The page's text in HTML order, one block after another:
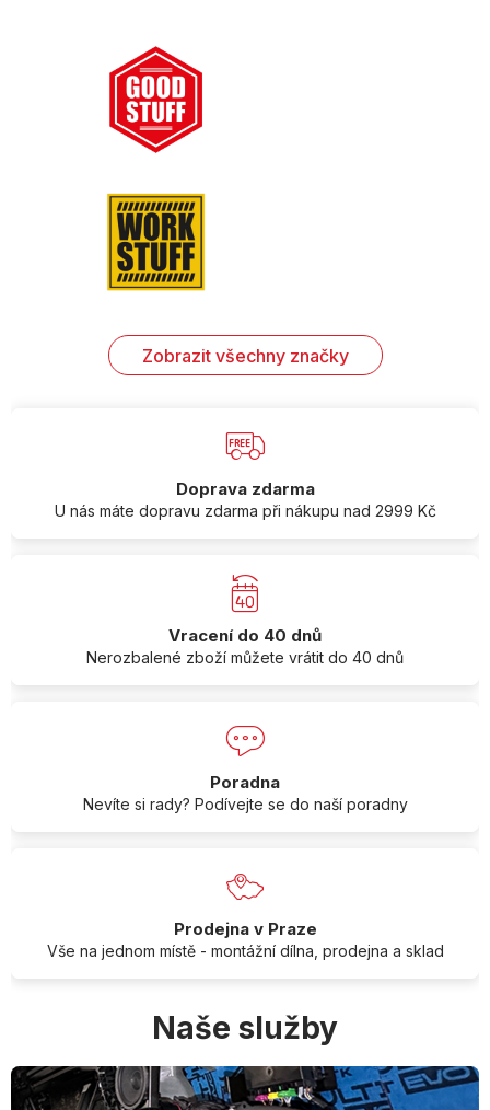
Zobrazit všechny značky
Doprava zdarma
U nás máte dopravu zdarma při nákupu nad 2999 Kč
Vracení do 40 dnů
Nerozbalené zboží můžete vrátit do 40 dnů
Poradna
Nevíte si rady? Podívejte se do naší poradny
Prodejna v Praze
Vše na jednom místě - montážní dílna, prodejna a sklad
Naše služby